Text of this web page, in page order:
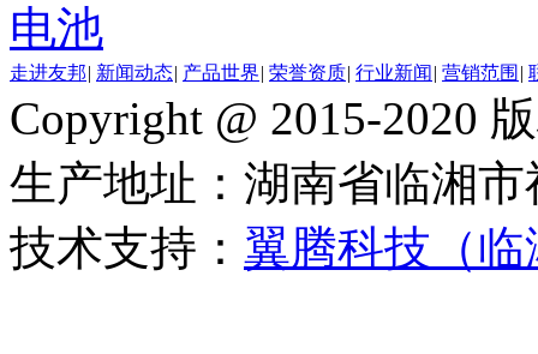
电池
走进友邦| 新闻动态| 产品世界| 荣誉资质| 行业新闻 | 营销范围 |
Copyright @ 2015-2020
生产地址：湖南省临湘
技术支持： 翼腾科技（